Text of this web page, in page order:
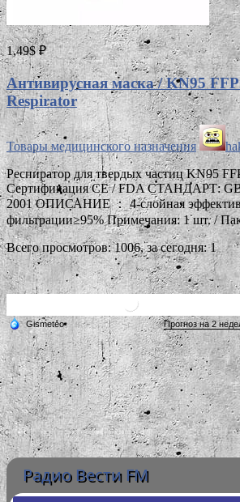
1,49$ ₽
Антивирусная маска / KN95
Respirator
Товары медицинского назначения
Респиратор для твердых частиц KN95
Сертификация CE / FDA СТАНДАРТ:
2001 ОПИСАНИЕ ： 4-слойная
фильтрации≥95% Примечания: 1 шт. /
Всего просмотров: 1006, за сегодня: 1
Радио Вести FM